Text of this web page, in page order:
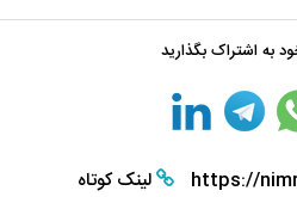
به اشتراک بگذارید
https:// لینک کوتاه